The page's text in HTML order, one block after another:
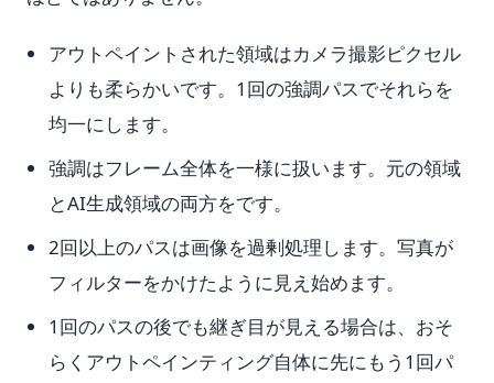
アウトペイントされた領域はカメラ撮影ピクセル
よりも柔らかいです。1回の強調パスでそれらを
均一にします。
強調はフレーム全体を一様に扱います。元の領域
とAI生成領域の両方をです。
2回以上のパスは画像を過剰処理します。写真が
フィルターをかけたように見え始めます。
1回のパスの後でも継ぎ目が見える場合は、おそ
らくアウトペインティング自体に先にもう1回パ